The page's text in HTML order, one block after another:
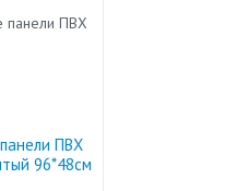
ПВХ
96*48см